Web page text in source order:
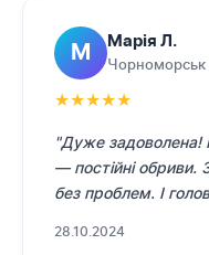
М Марія Л.
Чорноморськ
★★★★★
"Дуже задоволена!
— постійні обриви.
без проблем. І
28.10.2024